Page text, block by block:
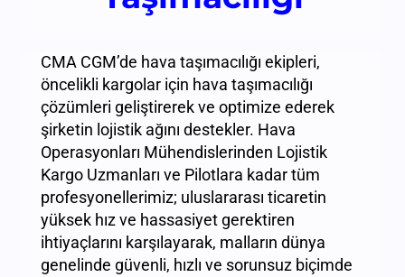
CMA CGM’de hava taşımacılığı ekipleri,
öncelikli kargolar için hava taşımacılığı
çözümleri geliştirerek ve optimize ederek
şirketin lojistik ağını destekler. Hava
Operasyonları Mühendislerinden Lojistik
Kargo Uzmanları ve Pilotlara kadar tüm
profesyonellerimiz; uluslararası ticaretin
yüksek hız ve hassasiyet gerektiren
ihtiyaçlarını karşılayarak, malların dünya
genelinde güvenli, hızlı ve sorunsuz biçimde